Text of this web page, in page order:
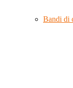
Bandi di